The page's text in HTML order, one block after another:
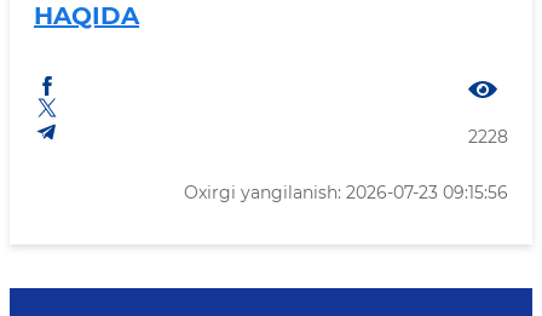
HAQIDA
2228
Oxirgi yangilanish: 2026-07-23 09:15:56